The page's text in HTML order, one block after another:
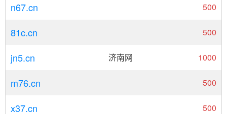
n67.cn 500
81c.cn 500
jn5.cn 济南网 1000
m76.cn 500
x37.cn 500